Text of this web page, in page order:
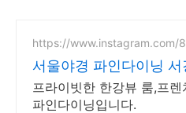
https://www.instagram.com/
서울야경 파인다이닝 서
프라이빗한 한강뷰 룸,프렌
파인다이닝입니다.